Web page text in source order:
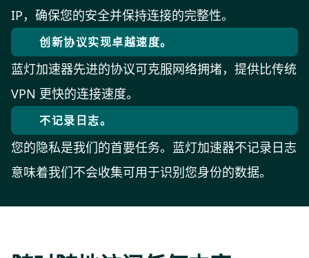
IP，确保您的安全并保持连接的完整性。
创新协议实现卓越速度。
蓝灯加速器先进的协议可克服网络拥堵，提供比传统
VPN 更快的连接速度。
不记录日志。
您的隐私是我们的首要任务。蓝灯加速器不记录日志
意味着我们不会收集可用于识别您身份的数据。